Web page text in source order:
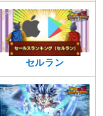
セルラン